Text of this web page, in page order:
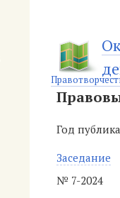
Год
Заседание
№ 7-2024